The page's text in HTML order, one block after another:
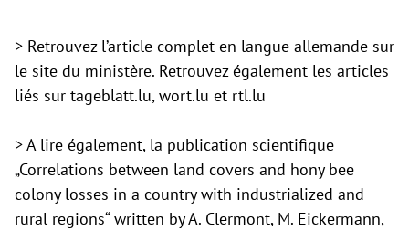
> Retrouvez l’article complet en langue allemande sur
le site du ministère. Retrouvez également les articles
liés sur tageblatt.lu,wort.lu et rtl.lu
> A lire également, la publication scientifique
„Correlations between land covers and hony bee
colony losses in a country with industrialized and
rural regions“ written by A. Clermont, M. Eickermann,